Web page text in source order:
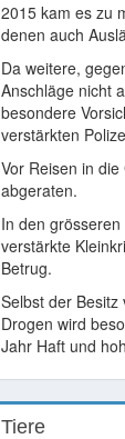
2015 kam es zu
denen auch
Da weitere,
Anschläge nicht
besondere
verstärkten
Vor Reisen in
abgeraten.
In den
verstärkte
Betrug.
Selbst der
Drogen wird
Jahr Haft und
Tiere